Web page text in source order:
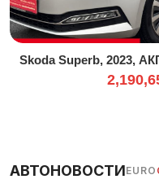
Skoda Superb, 2023,
АВТОНОВОСТИEURO